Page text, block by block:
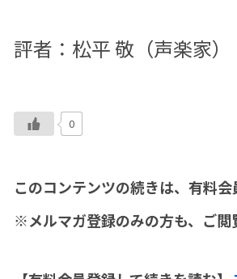
評者： 松平 敬（声楽家）
0
このコンテンツの続きは、有料
※メルマガ登録のみの方も、ご